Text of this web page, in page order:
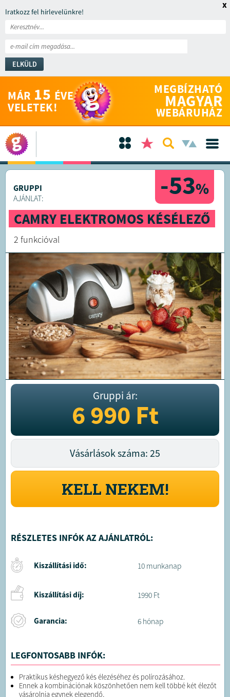
Iratkozz fel hírlevelünkre!
ELKÜLD
x
MÁR 15 ÉVE
VELETEK!
MEGBÍZHATÓ
MAGYAR
WEBÁRUHÁZ
-53%
GRUPPI
AJÁNLAT:
CAMRY ELEKTROMOS KÉSÉLEZŐ
2 funkcióval
Gruppi ár:
6 990Ft
Vásárlások száma: 25
KELL NEKEM!
RÉSZLETES INFÓK AZ AJÁNLATRÓL:
Kiszállítási idő: 10 munkanap
Kiszállítási díj: 1990 Ft
Garancia: 6 hónap
LEGFONTOSABB INFÓK:
Praktikus késhegyező kés élezéséhez és polírozásához.
Ennek a kombinációnak köszönhetően nem kell többé két élezőt
vásárolnia egynek elegendő,